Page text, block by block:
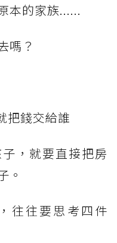
本的家族......
嗎？
把錢交給誰
，就要直接把房
。
往往要思考四件